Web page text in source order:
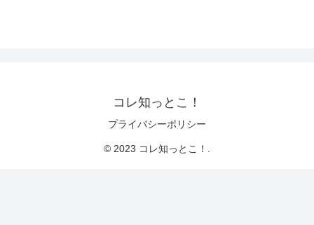
コレ知っとこ！
プライバシーポリシー
© 2023 コレ知っとこ！.